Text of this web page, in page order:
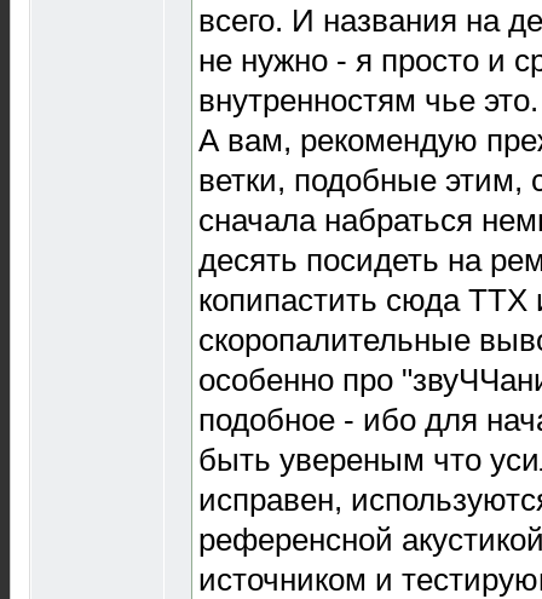
всего. И названия на
не нужно - я просто и
внутренностям чье это.
А вам, рекомендую
ветки, подобные этим,
сначала набраться
десять посидеть на
копипастить сюда ТТХ
скоропалительные
особенно про
подобное - ибо для
быть увереным что
исправен,
референсной
источником и